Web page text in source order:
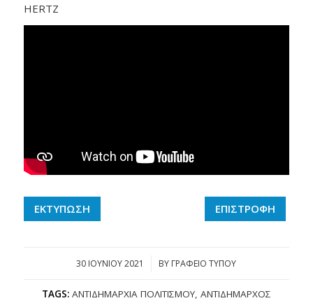
HERTZ
ΕΚΤΥΠΩΣΗ ΕΠΙΣΤΡΟΦΗ
30 ΙΟΥΝΊΟΥ 2021
/ BY ΓΡΑΦΕΙΟ ΤΥΠΟΥ
TAGS: ΑΝΤΙΔΗΜΑΡΧΊΑ ΠΟΛΙΤΙΣΜΟΎ, ΑΝΤΙΔΉΜΑΡΧΟΣ